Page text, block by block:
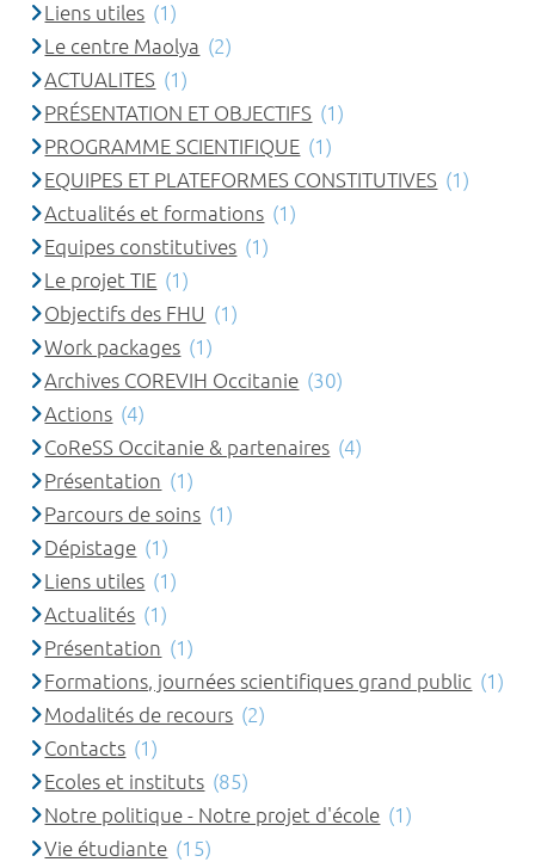
Liens utiles (1)
Le centre Maolya (2)
ACTUALITES (1)
PRÉSENTATION ET OBJECTIFS (1)
PROGRAMME SCIENTIFIQUE (1)
EQUIPES ET PLATEFORMES CONSTITUTIVES (1)
Actualités et formations (1)
Equipes constitutives (1)
Le projet TIE (1)
Objectifs des FHU (1)
Work packages (1)
Archives COREVIH Occitanie (30)
Actions (4)
CoReSS Occitanie & partenaires (4)
Présentation (1)
Parcours de soins (1)
Dépistage (1)
Liens utiles (1)
Actualités (1)
Présentation (1)
Formations, journées scientifiques grand public (1)
Modalités de recours (2)
Contacts (1)
Ecoles et instituts (85)
Notre politique - Notre projet d'école (1)
Vie étudiante (15)